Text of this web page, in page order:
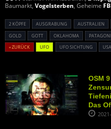
Baumarkt, Vogelsterben, Geheime
2 KÖPFE AUSGRABUNG AUSTRALIEN
GOLD
GOTT OKLAHOMA
« ZURÜCK
UFO UFO SICHTUNG USA
OSM
Das